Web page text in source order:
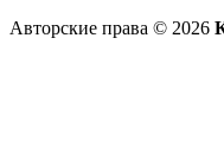
Авторские права © 2026